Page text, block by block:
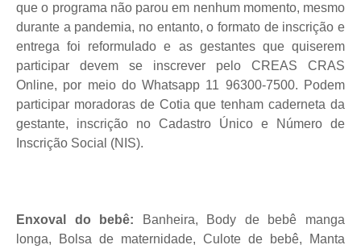
que o programa não parou em nenhum momento, mesmo
durante a pandemia, no entanto, o formato de inscrição e
entrega foi reformulado e as gestantes que quiserem
participar devem se inscrever pelo CREAS CRAS
Online, por meio do Whatsapp 11 96300-7500. Podem
participar moradoras de Cotia que tenham caderneta da
gestante, inscrição no Cadastro Único e Número de
Inscrição Social (NIS).
Enxoval do bebê: Banheira, Body de bebê manga
longa, Bolsa de maternidade, Culote de bebê, Manta